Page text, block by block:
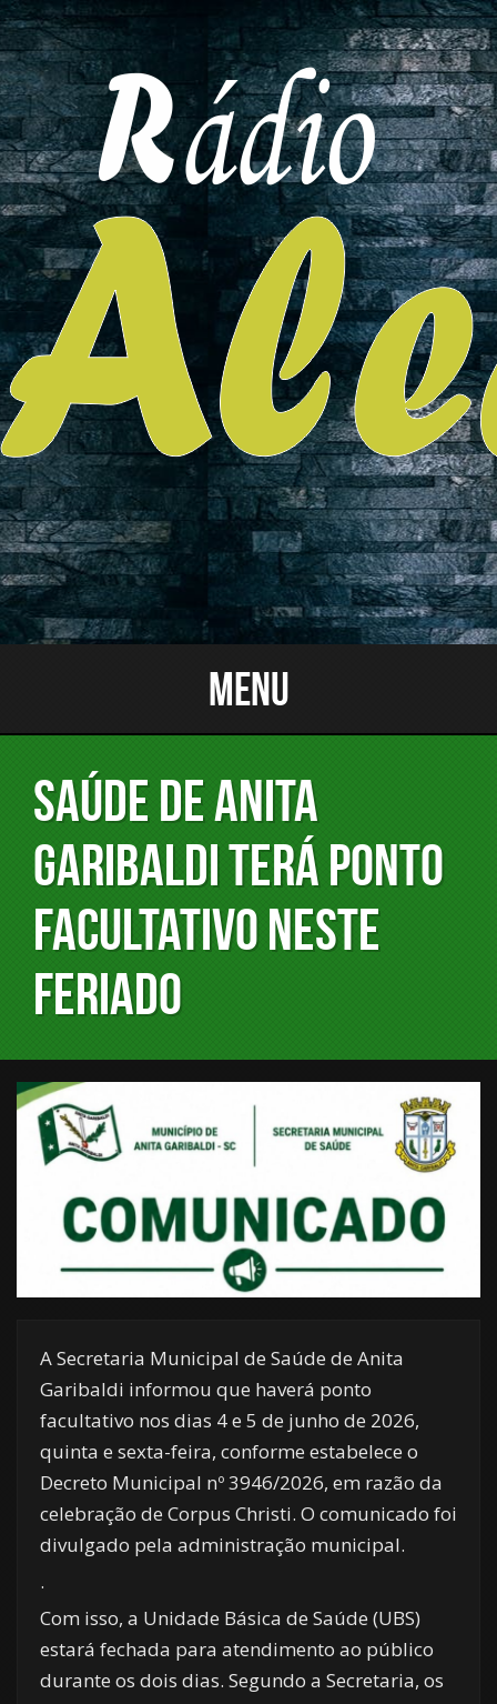
Menu
SAÚDE DE ANITA
GARIBALDI TERÁ PONTO
FACULTATIVO NESTE
FERIADO
A Secretaria Municipal de Saúde de Anita
Garibaldi informou que haverá ponto
facultativo nos dias 4 e 5 de junho de 2026,
quinta e sexta-feira, conforme estabelece o
Decreto Municipal nº 3946/2026, em razão da
celebração de Corpus Christi. O comunicado foi
divulgado pela administração municipal.
.
Com isso, a Unidade Básica de Saúde (UBS)
estará fechada para atendimento ao público
durante os dois dias. Segundo a Secretaria, os